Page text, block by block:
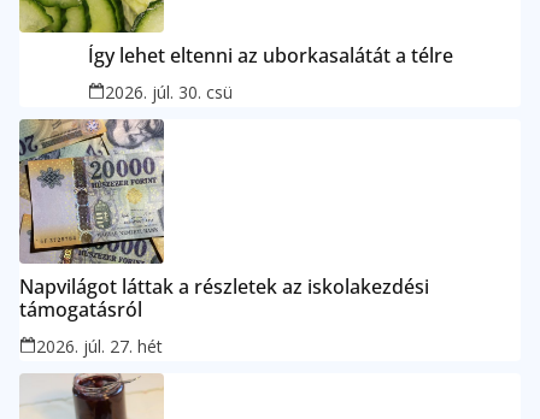
Így lehet eltenni az uborkasalátát a télre
2026. júl. 30. csü
Napvilágot láttak a részletek az iskolakezdési
támogatásról
2026. júl. 27. hét